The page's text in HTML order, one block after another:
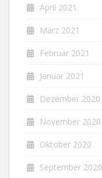
April 2021
März 2021
Februar 2021
Januar 2021
Dezember 2020
November 2020
Oktober 2020
September 2020